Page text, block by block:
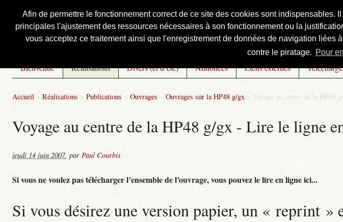
Afin de permettre le fonctionnement correct de ce site des cookies sont
principales l'ajustement des ressources nécessaires à son fonctionnement ou la
vous acceptez ce traitement ainsi que l'enregistrement de données de navigation liées
contre le piratage. Pour
Courbis, « LE » Blog Officiel
Bienvenue Réalisations Divers (et d’été) Annonces Liens externes
Accueil > Réalisations > Publications > Ouvrages > Ouvrages sur la HP48 g/gx > Voyage au centre de la HP48
Voyage au centre de la HP48 g/gx - Lire le ligne
jeudi 14 juin 2007, par Paul Courbis
Si vous ne voulez pas télécharger l’ensemble de l’ouvrage, vous pouvez le lire en ligne ici...
Si vous désirez une version papier, un « reprint »